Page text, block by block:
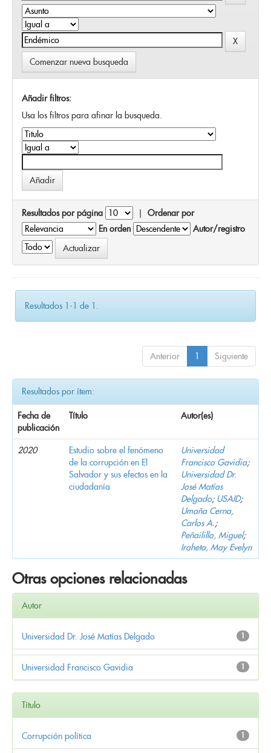
Comenzar nueva busqueda
Añadir filtros:
Usa los filtros para afinar la busqueda.
Resultados por página | Ordenar por
En orden
Autor/registro
Resultados 1-1 de 1.
Anterior 1 Siguiente
Resultados por ítem:
Fecha de
publicación
Título Autor(es)
2020
Estudio sobre el fenómeno
de la corrupción en El
Salvador y sus efectos en la
ciudadanía
Universidad
Francisco Gavidia;
Universidad Dr.
José Matías
Delgado; USAID;
Umaña Cerna,
Carlos A.;
Peñailillo, Miguel;
Iraheta, May Evelyn
Otras opciones relacionadas
Autor
1
Universidad Dr. José Matías Delgado
1
Universidad Francisco Gavidia
Título
1
Corrupción política